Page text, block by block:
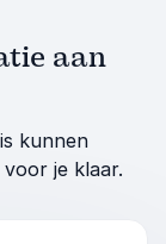
aan
kunnen
je klaar.